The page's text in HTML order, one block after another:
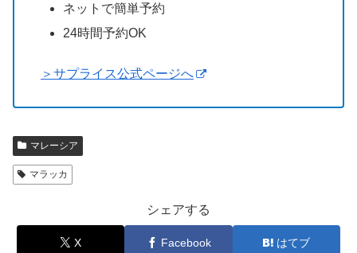
ネットで簡単予約
24時間予約OK
＞サプライス公式ページへ
マレーシア
マラッカ
シェアする
X Facebook はてブ